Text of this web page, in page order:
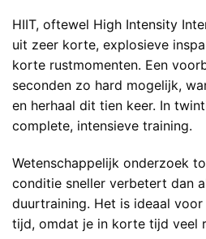
HIIT, oftewel High Intensity
uit zeer korte, explosieve
korte rustmomenten. Een
seconden zo hard mogelijk,
en herhaal dit tien keer. In
complete, intensieve training.
Wetenschappelijk onderzoek
conditie sneller verbetert dan
duurtraining. Het is ideaal
tijd, omdat je in korte tijd veel